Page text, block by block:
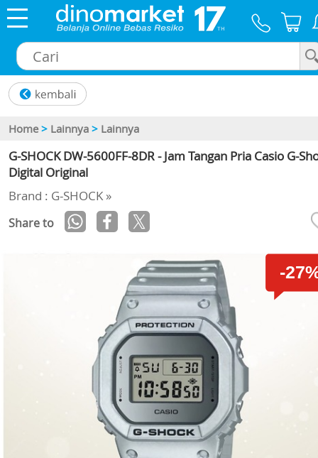
Home > Lainnya > Lainnya
G-SHOCK DW-5600FF-8DR - Jam Tangan Pria Casio G-
Digital Original
Brand : G-SHOCK »
Share to
-